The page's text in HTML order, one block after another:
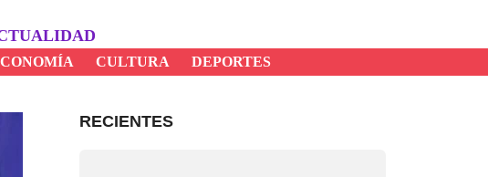
CULTURA DEPORTES
RECIENTES